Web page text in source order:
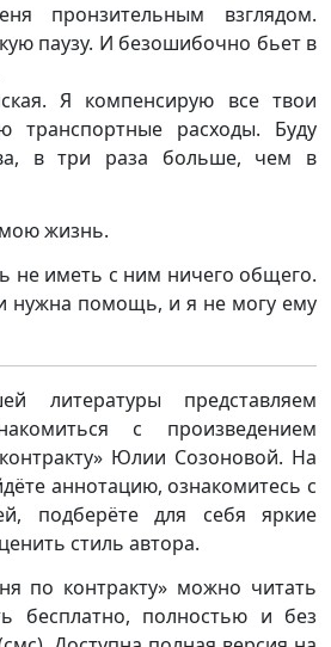
пронзительным взглядом.
паузу. И безошибочно бьет в
Я компенсирую все твои
транспортные расходы. Буду
в три раза больше, чем в
жизнь.
не иметь с ним ничего общего.
нужна помощь, и я не могу ему
литературы представляем
с произведением
Юлии Созоновой. На
аннотацию, ознакомитесь с
подберёте для себя яркие
стиль автора.
по контракту» можно читать
бесплатно, полностью и без